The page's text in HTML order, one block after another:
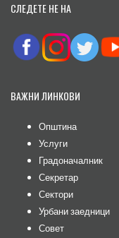
СЛЕДЕТЕ НЕ НА
ВАЖНИ ЛИНКОВИ
Општина
Услуги
Градоначалник
Секретар
Сектори
Урбани заедници
Совет